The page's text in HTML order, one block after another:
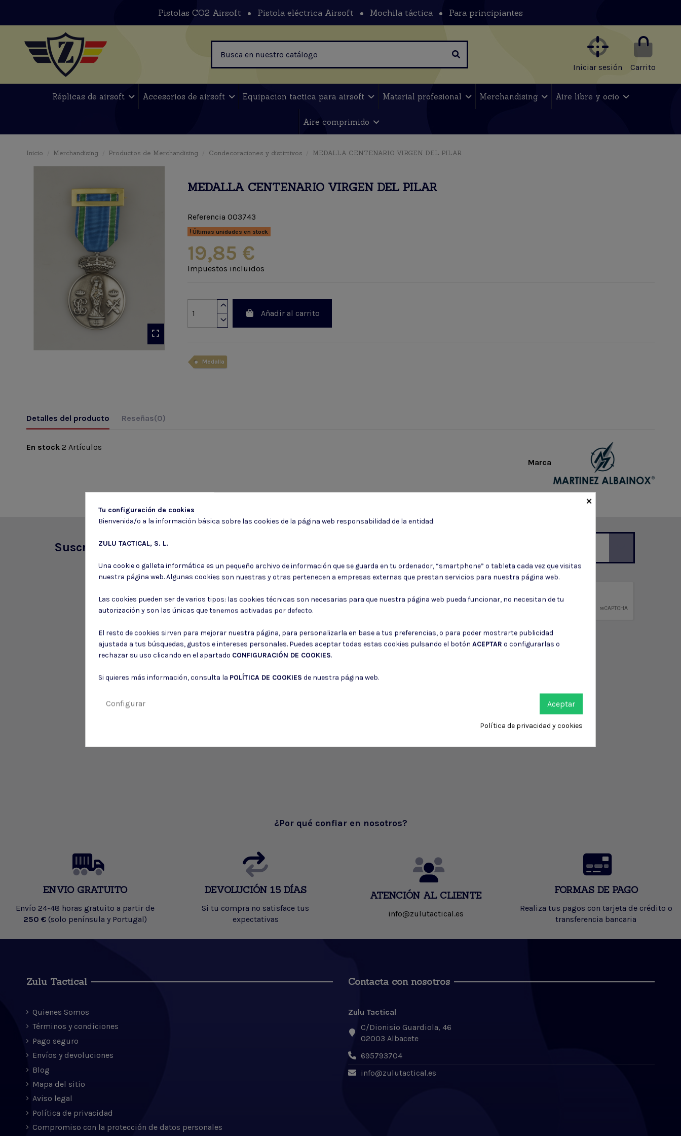
Pistolas CO2 Airsoft Pistola eléctrica Airsoft Mochila táctica Para principiantes
Iniciar sesión Carrito
Réplicas de airsoft Accesorios de airsoft Equipacion tactica para airsoft Material profesional Merchandising Aire libre y ocio
Aire comprimido
Inicio Merchandising Productos de Merchandising Condecoraciones y distintivos MEDALLA CENTENARIO VIRGEN DEL PILAR
MEDALLA CENTENARIO VIRGEN DEL PILAR
Referencia 003743
Últimas unidades en stock
19,85 €
Impuestos incluidos
Añadir al carrito
Medalla
Detalles del producto Reseñas(0)
Marca
En stock 2 Artículos
Suscríbete a nuestro boletín
Puede darse de baja en cualquier momento. Para ello, consulte nuestra información de contacto en el aviso legal.
Consiento el uso de mis datos personales para recibir publicidad de su entidad.
¿Por qué confiar en nosotros?
ENVIO GRATUITO
Envío 24-48 horas gratuito a partir de
250 € (solo península y Portugal)
DEVOLUCIÓN 15 DÍAS
Si tu compra no satisface tus
expectativas
ATENCIÓN AL CLIENTE
info@zulutactical.es
FORMAS DE PAGO
Realiza tus pagos con tarjeta de crédito o
transferencia bancaria
Zulu Tactical
Quienes Somos
Términos y condiciones
Pago seguro
Envíos y devoluciones
Blog
Mapa del sitio
Aviso legal
Política de privacidad
Compromiso con la protección de datos personales
Contacta con nosotros
Zulu Tactical
C/Dionisio Guardiola, 46
02003 Albacete
695793704
info@zulutactical.es
×
Tu configuración de cookies
Bienvenida/o a la información básica sobre las cookies de la página web responsabilidad de la entidad:
ZULU TACTICAL, S. L.
Una cookie o galleta informática es un pequeño archivo de información que se guarda en tu ordenador, “smartphone” o tableta cada vez que visitas
nuestra página web. Algunas cookies son nuestras y otras pertenecen a empresas externas que prestan servicios para nuestra página web.
Las cookies pueden ser de varios tipos: las cookies técnicas son necesarias para que nuestra página web pueda funcionar, no necesitan de tu
autorización y son las únicas que tenemos activadas por defecto.
El resto de cookies sirven para mejorar nuestra página, para personalizarla en base a tus preferencias, o para poder mostrarte publicidad
ajustada a tus búsquedas, gustos e intereses personales. Puedes aceptar todas estas cookies pulsando el botón ACEPTAR o configurarlas o
rechazar su uso clicando en el apartado CONFIGURACIÓN DE COOKIES.
Si quieres más información, consulta la POLÍTICA DE COOKIES de nuestra página web.
Aceptar
Configurar
Política de privacidad y cookies